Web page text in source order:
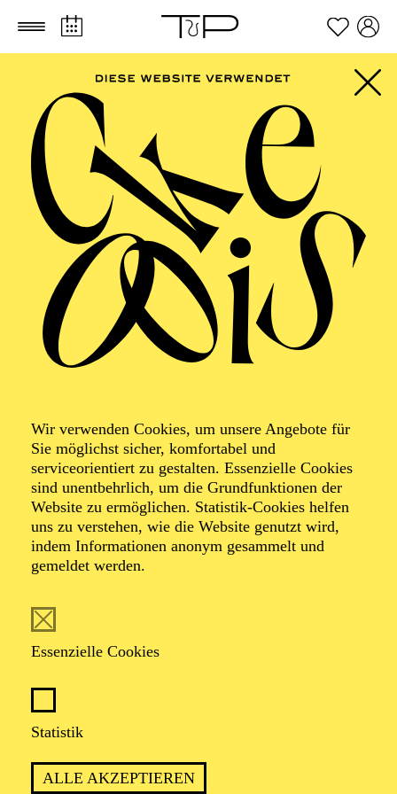
Zum Hauptinhalt springen Zum Footer springen
Wir verwenden Cookies, um unsere Angebote für
Sie möglichst sicher, komfortabel und
serviceorientiert zu gestalten. Essenzielle Cookies
sind unentbehrlich, um die Grundfunktionen der
Website zu ermöglichen. Statistik-Cookies helfen
uns zu verstehen, wie die Website genutzt wird,
indem Informationen anonym gesammelt und
gemeldet werden.
Essenzielle Cookies
Statistik
ALLE AKZEPTIEREN
Foto: Hakki Topcu
Torsten
Kindermann
Torsten Kindermann
zunächst ein Studium für Schulmusik (Hauptfach
Saxofon) an der Uni Dortmund. Während dieser Zeit
Boy School), deren Touren ihn durch Deutschland, die